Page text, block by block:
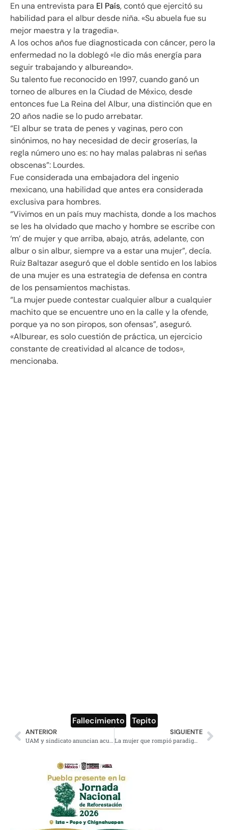
En una entrevista para El País, contó que ejercitó su
habilidad para el albur desde niña. «Su abuela fue su
mejor maestra y la tragedia».
A los ochos años fue diagnosticada con cáncer, pero la
enfermedad no la doblegó «le dio más energía para
seguir trabajando y albureando».
Su talento fue reconocido en 1997, cuando ganó un
torneo de albures en la Ciudad de México, desde
entonces fue La Reina del Albur, una distinción que en
20 años nadie se lo pudo arrebatar.
“El albur se trata de penes y vaginas, pero con
sinónimos, no hay necesidad de decir groserías, la
regla número uno es: no hay malas palabras ni señas
obscenas”: Lourdes.
Fue considerada una embajadora del ingenio
mexicano, una habilidad que antes era considerada
exclusiva para hombres.
“Vivimos en un país muy machista, donde a los machos
se les ha olvidado que macho y hombre se escribe con
‘m’ de mujer y que arriba, abajo, atrás, adelante, con
albur o sin albur, siempre va a estar una mujer”, decía.
Ruiz Baltazar aseguró que el doble sentido en los labios
de una mujer es una estrategia de defensa en contra
de los pensamientos machistas.
“La mujer puede contestar cualquier albur a cualquier
machito que se encuentre uno en la calle y la ofende,
porque ya no son piropos, son ofensas”, aseguró.
«Alburear, es solo cuestión de práctica, un ejercicio
constante de creatividad al alcance de todos»,
mencionaba.
Fallecimiento Tepito
ANTERIOR
UAM y sindicato anuncian acuerdo; retomarían clases la próxima semana
SIGUIENTE
La mujer que rompió paradigmas con el albur mexicano (Video)